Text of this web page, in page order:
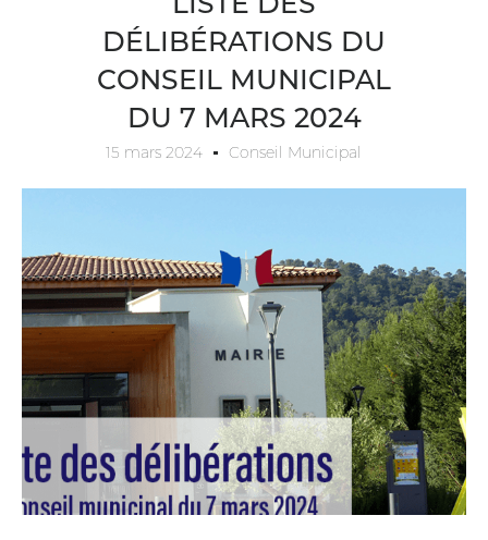
LISTE DES
DÉLIBÉRATIONS DU
CONSEIL MUNICIPAL
DU 7 MARS 2024
15 mars 2024 Conseil Municipal